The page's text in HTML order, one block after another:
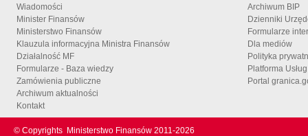
Wiadomości
Minister Finansów
Ministerstwo Finansów
Klauzula informacyjna Ministra Finansów
Działalność MF
Formularze - Baza wiedzy
Zamówienia publiczne
Archiwum aktualności
Kontakt
Archiwum BIP
Dzienniki
Formularze
Dla mediów
Polityka
Platforma
Portal
© Copyrights Ministerstwo Finansów 2011-2026